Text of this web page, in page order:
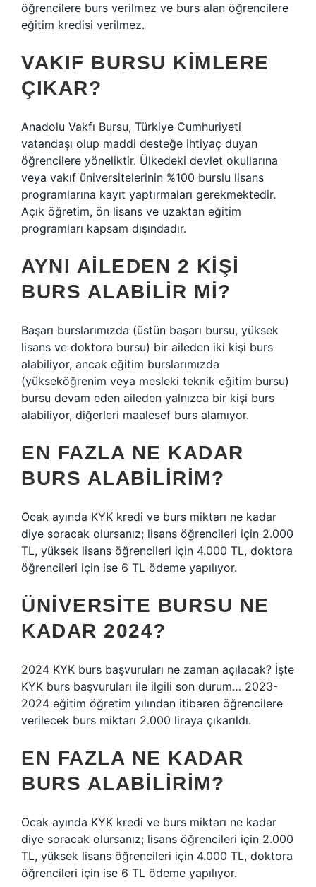
öğrencilere burs verilmez ve burs alan öğrencilere
eğitim kredisi verilmez.
VAKIF BURSU KIMLERE
ÇIKAR?
Anadolu Vakfı Bursu, Türkiye Cumhuriyeti
vatandaşı olup maddi desteğe ihtiyaç duyan
öğrencilere yöneliktir. Ülkedeki devlet okullarına
veya vakıf üniversitelerinin %100 burslu lisans
programlarına kayıt yaptırmaları gerekmektedir.
Açık öğretim, ön lisans ve uzaktan eğitim
programları kapsam dışındadır.
AYNI AILEDEN 2 KIŞI
BURS ALABILIR MI?
Başarı burslarımızda (üstün başarı bursu, yüksek
lisans ve doktora bursu) bir aileden iki kişi burs
alabiliyor, ancak eğitim burslarımızda
(yükseköğrenim veya mesleki teknik eğitim bursu)
bursu devam eden aileden yalnızca bir kişi burs
alabiliyor, diğerleri maalesef burs alamıyor.
EN FAZLA NE KADAR
BURS ALABILIRIM?
Ocak ayında KYK kredi ve burs miktarı ne kadar
diye soracak olursanız; lisans öğrencileri için 2.000
TL, yüksek lisans öğrencileri için 4.000 TL, doktora
öğrencileri için ise 6 TL ödeme yapılıyor.
ÜNIVERSITE BURSU NE
KADAR 2024?
2024 KYK burs başvuruları ne zaman açılacak? İşte
KYK burs başvuruları ile ilgili son durum… 2023-
2024 eğitim öğretim yılından itibaren öğrencilere
verilecek burs miktarı 2.000 liraya çıkarıldı.
EN FAZLA NE KADAR
BURS ALABILIRIM?
Ocak ayında KYK kredi ve burs miktarı ne kadar
diye soracak olursanız; lisans öğrencileri için 2.000
TL, yüksek lisans öğrencileri için 4.000 TL, doktora
öğrencileri için ise 6 TL ödeme yapılıyor.